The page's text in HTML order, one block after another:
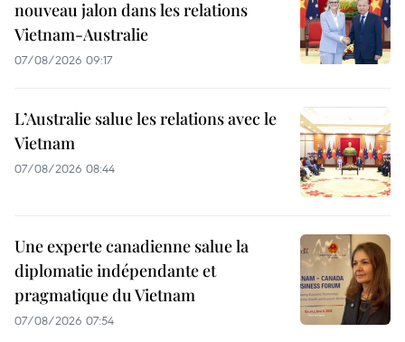
nouveau jalon dans les relations
Vietnam-Australie
07/08/2026 09:17
L’Australie salue les relations avec le
Vietnam
07/08/2026 08:44
Une experte canadienne salue la
diplomatie indépendante et
pragmatique du Vietnam
07/08/2026 07:54